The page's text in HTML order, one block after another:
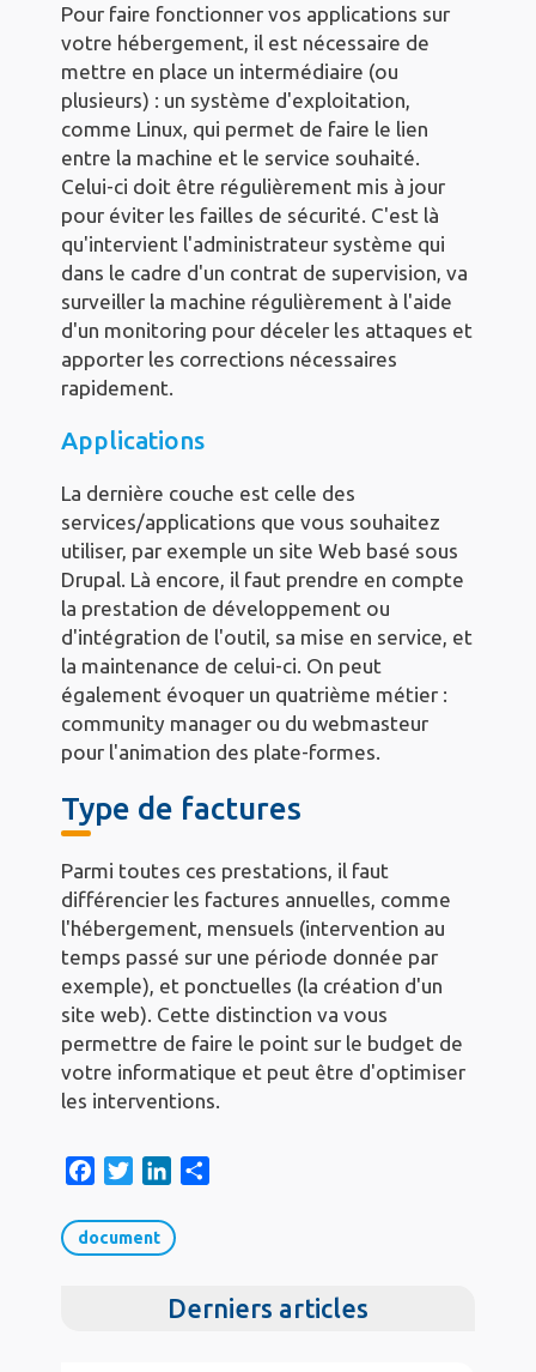
Pour faire fonctionner vos applications sur
votre hébergement, il est nécessaire de
mettre en place un intermédiaire (ou
plusieurs) : un système d'exploitation,
comme Linux, qui permet de faire le lien
entre la machine et le service souhaité.
Celui-ci doit être régulièrement mis à jour
pour éviter les failles de sécurité. C'est là
qu'intervient l'administrateur système qui
dans le cadre d'un contrat de supervision, va
surveiller la machine régulièrement à l'aide
d'un monitoring pour déceler les attaques et
apporter les corrections nécessaires
rapidement.
Applications
La dernière couche est celle des
services/applications que vous souhaitez
utiliser, par exemple un site Web basé sous
Drupal. Là encore, il faut prendre en compte
la prestation de développement ou
d'intégration de l'outil, sa mise en service, et
la maintenance de celui-ci. On peut
également évoquer un quatrième métier :
community manager ou du webmasteur
pour l'animation des plate-formes.
Type de factures
Parmi toutes ces prestations, il faut
différencier les factures annuelles, comme
l'hébergement, mensuels (intervention au
temps passé sur une période donnée par
exemple), et ponctuelles (la création d'un
site web). Cette distinction va vous
permettre de faire le point sur le budget de
votre informatique et peut être d'optimiser
les interventions.
c
e
i
t
n
k
d
document
Derniers articles